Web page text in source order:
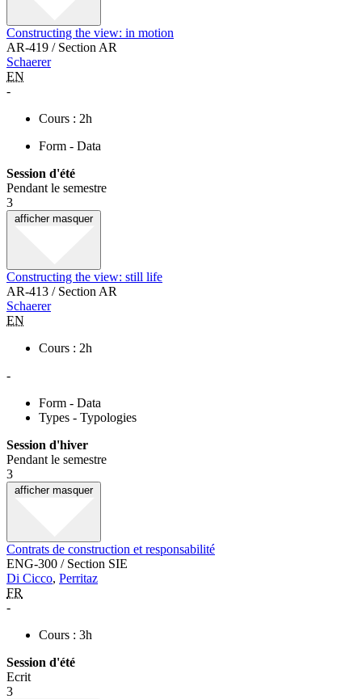
Constructing the view: in motion
AR-419 / Section AR
Schaerer
EN
-
Cours : 2h
Form - Data
Session d'été
Pendant le semestre
3
afficher masquer
Constructing the view: still life
AR-413 / Section AR
Schaerer
EN
Cours : 2h
-
Form - Data
Types - Typologies
Session d'hiver
Pendant le semestre
3
afficher masquer
Contrats de construction et responsabilité
ENG-300 / Section SIE
Di Cicco, Perritaz
FR
-
Cours : 3h
Session d'été
Ecrit
3